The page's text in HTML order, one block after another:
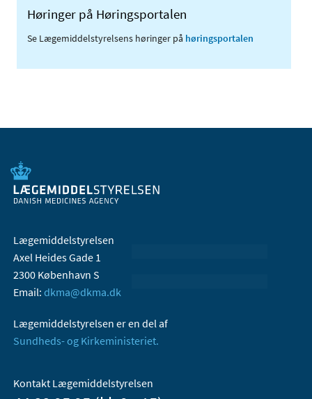
Høringer på Høringsportalen
Se Lægemiddelstyrelsens høringer på høringsportalen
Lægemiddelstyrelsen
Axel Heides Gade 1
2300 København S
Email: dkma@dkma.dk
Lægemiddelstyrelsen er en del af
Sundheds- og Kirkeministeriet.
Kontakt Lægemiddelstyrelsen